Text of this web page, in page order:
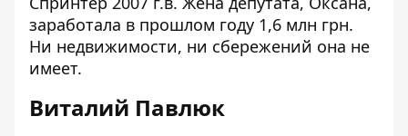
заработала в прошлом году 1,6 млн грн.
Ни недвижимости, ни сбережений она не
имеет.
Виталий Павлюк